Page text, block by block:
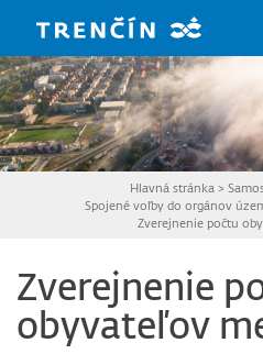
Hlavná stránka >
Spojené voľby do orgánov
Zverejnenie počtu
Zverejnenie
obyvateľov